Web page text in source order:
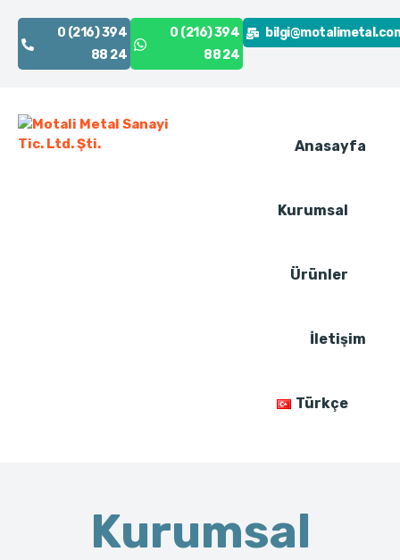
0 (216) 394
88 24
0 (216) 394
88 24
Anasayfa
Kurumsal
Ürünler
İletişim
Türkçe
Kurumsal